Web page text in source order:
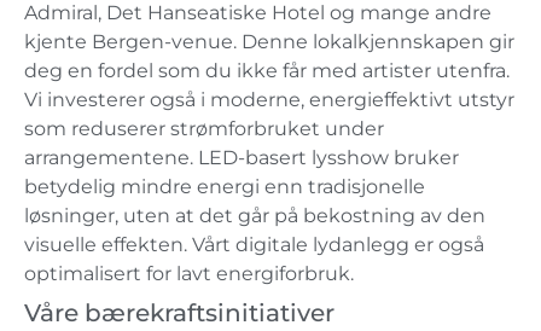
Admiral, Det Hanseatiske Hotel og mange andre
kjente Bergen-venue. Denne lokalkjennskapen gir
deg en fordel som du ikke får med artister utenfra.
Vi investerer også i moderne, energieffektivt utstyr
som reduserer strømforbruket under
arrangementene. LED-basert lysshow bruker
betydelig mindre energi enn tradisjonelle
løsninger, uten at det går på bekostning av den
visuelle effekten. Vårt digitale lydanlegg er også
optimalisert for lavt energiforbruk.
Våre bærekraftsinitiativer